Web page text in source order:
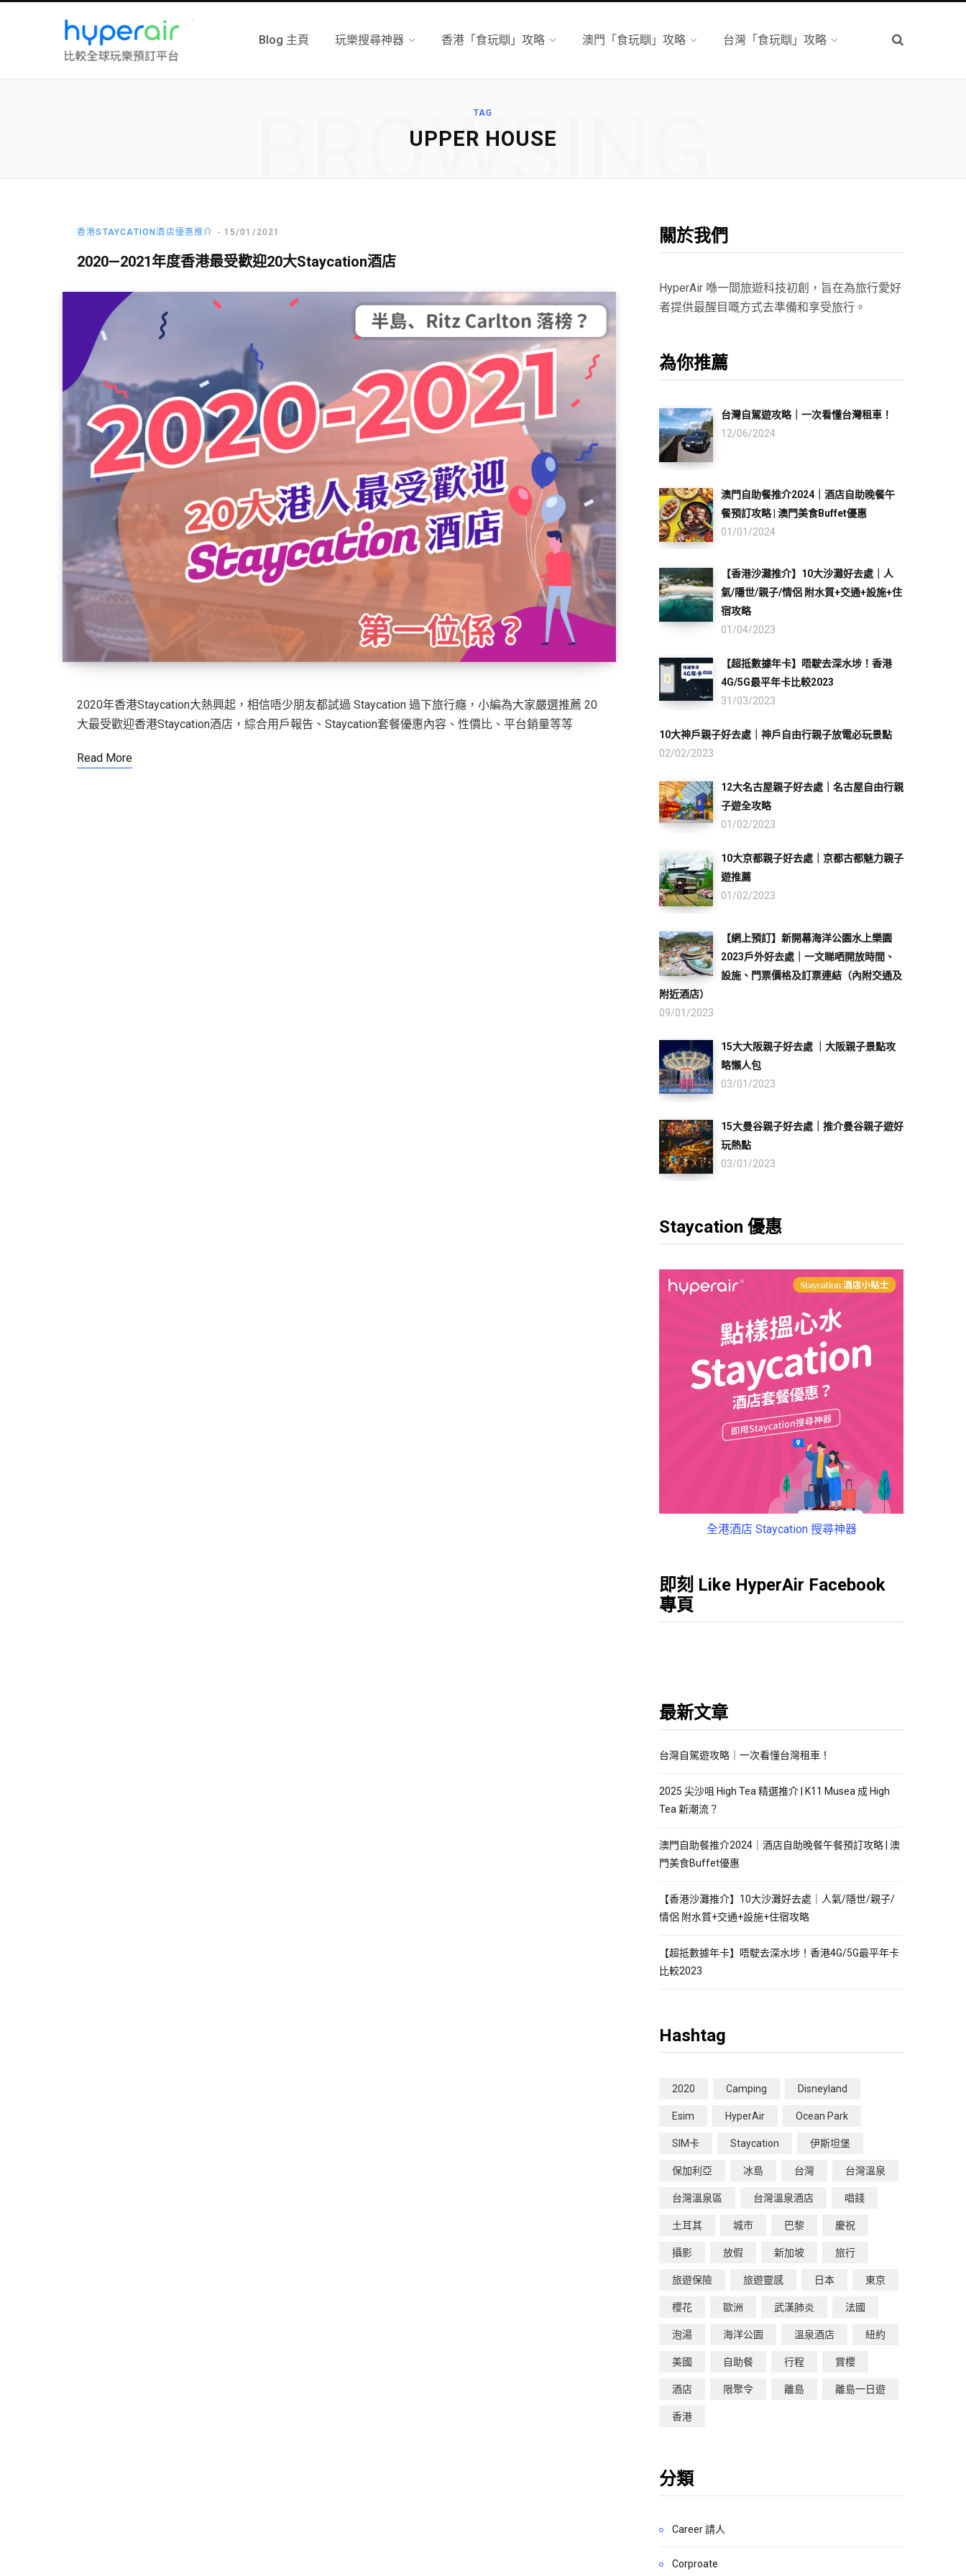
Blog 主頁 玩樂搜尋神器 香港「食玩瞓」攻略 澳門「食玩瞓」攻略 台灣「食玩瞓」攻略
TAG
UPPER HOUSE
BROWSING
香港STAYCATION酒店優惠推介 15/01/2021
2020—2021年度香港最受歡迎20大Staycation酒店
2020年香港Staycation大熱興起，相信唔少朋友都試過 Staycation 過下旅行癮，小編為大家嚴選推薦 20
大最受歡迎香港Staycation酒店，綜合用戶報告、Staycation套餐優惠內容、性價比、平台銷量等等
Read More
關於我們
HyperAir 喺一間旅遊科技初創，旨在為旅行愛好
者提供最醒目嘅方式去準備和享受旅行。
為你推薦
台灣自駕遊攻略｜一次看懂台灣租車！
12/06/2024
澳門自助餐推介2024｜酒店自助晚餐午
餐預訂攻略 | 澳門美食Buffet優惠
01/01/2024
【香港沙灘推介】10大沙灘好去處｜人
氣/隱世/親子/情侶 附水質+交通+設施+住
宿攻略
01/04/2023
【超抵數據年卡】唔駛去深水埗！香港
4G/5G最平年卡比較2023
31/03/2023
10大神戶親子好去處｜神戶自由行親子放電必玩景點
02/02/2023
12大名古屋親子好去處｜名古屋自由行親
子遊全攻略
01/02/2023
10大京都親子好去處｜京都古都魅力親子
遊推薦
01/02/2023
【網上預訂】新開幕海洋公園水上樂園
2023戶外好去處｜一文睇哂開放時間、
設施、門票價格及訂票連結（內附交通及
附近酒店）
09/01/2023
15大大阪親子好去處 ｜大阪親子景點攻
略懶人包
03/01/2023
15大曼谷親子好去處｜推介曼谷親子遊好
玩熱點
03/01/2023
Staycation 優惠
全港酒店 Staycation 搜尋神器
即刻 Like HyperAir Facebook
專頁
最新文章
台灣自駕遊攻略｜一次看懂台灣租車！
2025 尖沙咀 High Tea 精選推介 | K11 Musea 成 High
Tea 新潮流？
澳門自助餐推介2024｜酒店自助晚餐午餐預訂攻略 | 澳
門美食Buffet優惠
【香港沙灘推介】10大沙灘好去處｜人氣/隱世/親子/
情侶 附水質+交通+設施+住宿攻略
【超抵數據年卡】唔駛去深水埗！香港4G/5G最平年卡
比較2023
Hashtag
2020 Camping Disneyland
Esim HyperAir Ocean Park
SIM卡 Staycation 伊斯坦堡
保加利亞 冰島 台灣 台灣溫泉
台灣溫泉區 台灣溫泉酒店 唱錢
土耳其 城市 巴黎 慶祝
攝影 放假 新加坡 旅行
旅遊保險 旅遊靈感 日本 東京
櫻花 歐洲 武漢肺炎 法國
泡湯 海洋公園 溫泉酒店 紐約
美國 自助餐 行程 賞櫻
酒店 限聚令 離島 離島一日遊
香港
分類
Career 請人
Corproate